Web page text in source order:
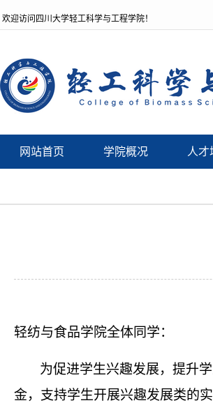
欢迎访问四川大学轻工科学与工程学院！
网站首页 学院概况 人才
轻纺与食品学院全体同学：
为促进学生兴趣发展，提升
金，支持学生开展兴趣发展类的